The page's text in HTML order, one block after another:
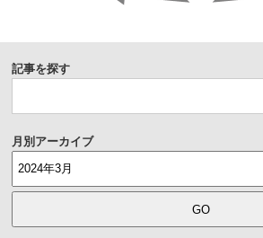
記事を探す
月別アーカイブ